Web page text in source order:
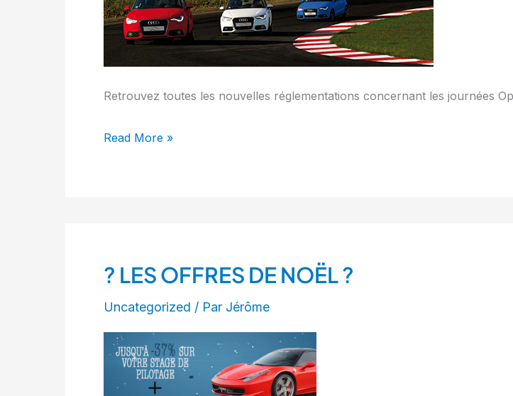
Retrouvez toutes les nouvelles réglementations concernant les journées
Read More »
? LES OFFRES DE NOËL ?
Uncategorized / Par Jérôme
?
OFFRES
DE
NOËL